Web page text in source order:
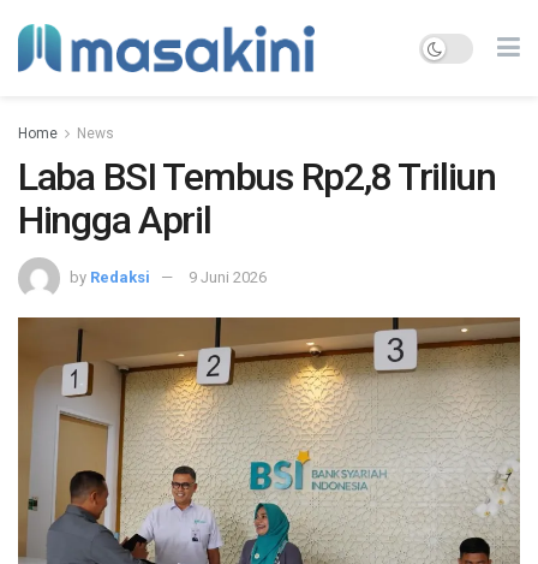
Home News
Laba BSI Tembus Rp2,8 Triliun
Hingga April
by Redaksi 9 Juni 2026